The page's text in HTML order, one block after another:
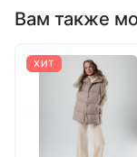
Вам также
ХИТ